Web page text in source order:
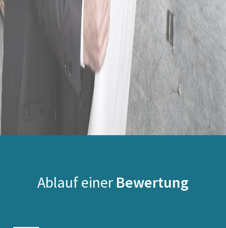
Ablauf einer Bewertung